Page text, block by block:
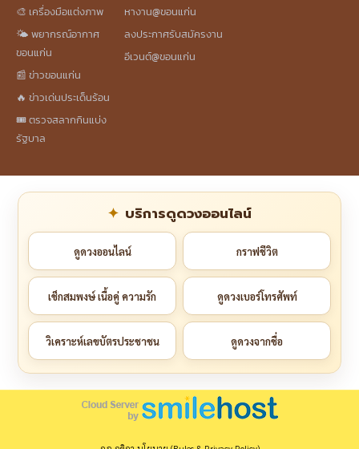
🎨 เครื่องมือแต่งภาพ
🌤️ พยากรณ์อากาศ
ขอนแก่น
📰 ข่าวขอนแก่น
🔥 ข่าวเด่นประเด็นร้อน
🎟️ ตรวจสลากกินแบ่ง
รัฐบาล
หางาน@ขอนแก่น
ลงประกาศรับสมัครงาน
อีเวนต์@ขอนแก่น
บริการดูดวงออนไลน์
ดูดวงออนไลน์ กราฟชีวิต
เช็กสมพงษ์ เนื้อคู่ ความรัก ดูดวงเบอร์โทรศัพท์
วิเคราะห์เลขบัตรประชาชน ดูดวงจากชื่อ